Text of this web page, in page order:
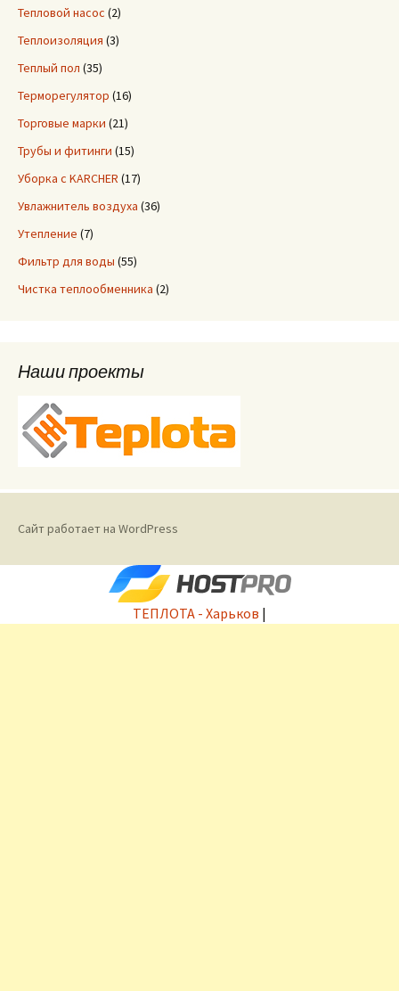
Тепловой насос (2)
Теплоизоляция (3)
Теплый пол (35)
Терморегулятор (16)
Торговые марки (21)
Трубы и фитинги (15)
Уборка с KARCHER (17)
Увлажнитель воздуха (36)
Утепление (7)
Фильтр для воды (55)
Чистка теплообменника (2)
Наши проекты
Сайт работает на WordPress
ТЕПЛОТА - Харьков |